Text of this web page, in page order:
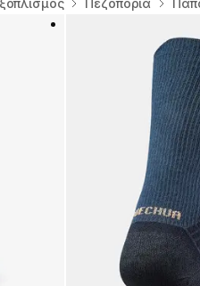
Πεζοπορία